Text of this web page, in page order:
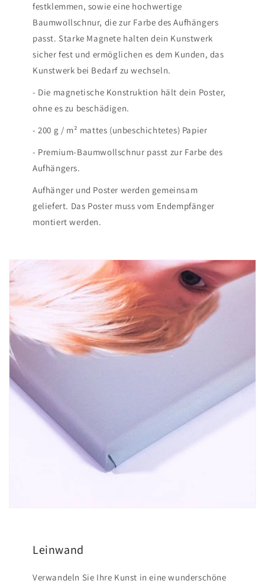
festklemmen, sowie eine hochwertige
Baumwollschnur, die zur Farbe des Aufhängers
passt. Starke Magnete halten dein Kunstwerk
sicher fest und ermöglichen es dem Kunden, das
Kunstwerk bei Bedarf zu wechseln.
- Die magnetische Konstruktion hält dein Poster,
ohne es zu beschädigen.
- 200 g / m² mattes (unbeschichtetes) Papier
- Premium-Baumwollschnur passt zur Farbe des
Aufhängers.
Aufhänger und Poster werden gemeinsam
geliefert. Das Poster muss vom Endempfänger
montiert werden.
Leinwand
Verwandeln Sie Ihre Kunst in eine wunderschöne